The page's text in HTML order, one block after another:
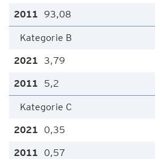
93,08
Kategorie B
3,79
5,2
Kategorie C
0,35
0,57